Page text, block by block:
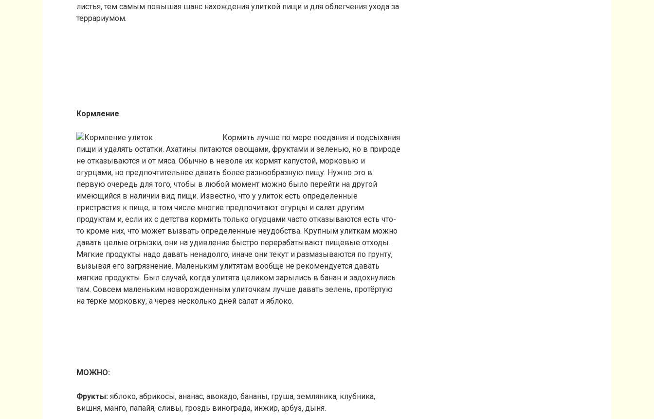
листья, тем самым повышая шанс нахождения улиткой пищи и для облегчения ухода за
террариумом.
Кормление
Кормить лучше по мере поедания и подсыхания
пищи и удалять остатки. Ахатины питаются овощами, фруктами и зеленью, но в природе
не отказываются и от мяса. Обычно в неволе их кормят капустой, морковью и
огурцами, но предпочтительнее давать более разнообразную пищу. Нужно это в
первую очередь для того, чтобы в любой момент можно было перейти на другой
имеющийся в наличии вид пищи. Известно, что у улиток есть определенные
пристрастия к пище, в том числе многие предпочитают огурцы и салат другим
продуктам и, если их с детства кормить только огурцами часто отказываются есть что-
то кроме них, что может вызвать определенные неудобства. Крупным улиткам можно
давать целые огрызки, они на удивление быстро перерабатывают пищевые отходы.
Мягкие продукты надо давать ненадолго, иначе они текут и размазываются по грунту,
вызывая его загрязнение. Маленьким улитятам вообще не рекомендуется давать
мягкие продукты. Был случай, когда улитята целиком зарылись в банан и задохнулись
там. Совсем маленьким новорожденным улиточкам лучше давать зелень, протёртую
на тёрке морковку, а через несколько дней салат и яблоко.
МОЖНО:
Фрукты: яблоко, абрикосы, ананас, авокадо, бананы, груша, земляника, клубника,
вишня, манго, папайя, сливы, гроздь винограда, инжир, арбуз, дыня.